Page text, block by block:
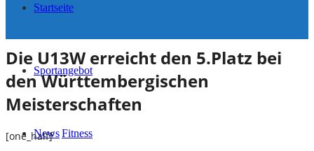
Startseite
Sportangebot
Fitness
News
Die U13W erreicht den 5.Platz bei
den Württembergischen
Meisterschaften
[one_half]